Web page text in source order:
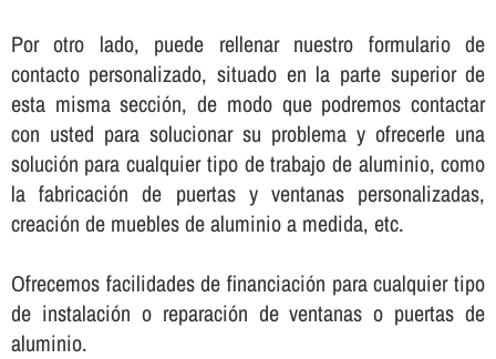
Por otro lado, puede rellenar nuestro formulario de
contacto personalizado, situado en la parte superior de
esta misma sección, de modo que podremos contactar
con usted para solucionar su problema y ofrecerle una
solución para cualquier tipo de trabajo de aluminio, como
la fabricación de puertas y ventanas personalizadas,
creación de muebles de aluminio a medida, etc.
Ofrecemos facilidades de financiación para cualquier tipo
de instalación o reparación de ventanas o puertas de
aluminio.